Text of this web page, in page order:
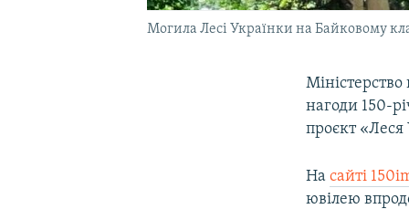
Могила Лесі Українки на Байковому
нагоди 150-
проєкт «Леся
Насайті
ювілею